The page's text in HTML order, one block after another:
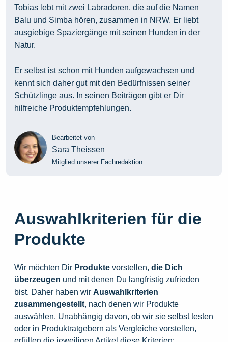
Tobias lebt mit zwei Labradoren, die auf die Namen
Balu und Simba hören, zusammen in NRW. Er liebt
ausgiebige Spaziergänge mit seinen Hunden in der
Natur.
Er selbst ist schon mit Hunden aufgewachsen und
kennt sich daher gut mit den Bedürfnissen seiner
Schützlinge aus. In seinen Beiträgen gibt er Dir
hilfreiche Produktempfehlungen.
Bearbeitet von
Sara Theissen
Mitglied unserer Fachredaktion
Auswahlkriterien für die
Produkte
Wir möchten Dir Produkte vorstellen, die Dich
überzeugen und mit denen Du langfristig zufrieden
bist. Daher haben wir Auswahlkriterien
zusammengestellt, nach denen wir Produkte
auswählen. Unabhängig davon, ob wir sie selbst testen
oder in Produktratgebern als Vergleiche vorstellen,